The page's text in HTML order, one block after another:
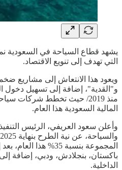
التي تهدف إلى تنويع الاقتصاد.
ويعود هذا الانتعاش إلى مشاريع
و"القدية"، إضافة إلى تسهيل دخول
منذ 2019/ حيث تخطط شركات
المالية السعودية هذا العام.
وأعلن سعود العريفي، الرئيس
المجموعة بنسبة 35%
باكستان، بنجلادش، ودبي، إضافة
الداخلية.